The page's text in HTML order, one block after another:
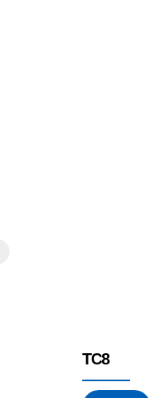
TC8